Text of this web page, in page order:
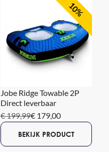
10%
Jobe Ridge Towable 2P
Direct leverbaar
€ 199,99€ 179,00
BEKIJK PRODUCT